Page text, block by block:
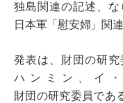
独島関連の記述、な
日本軍「慰安婦」関
発表は、財団の研究
ハンミン、イ
財団の研究委員であ